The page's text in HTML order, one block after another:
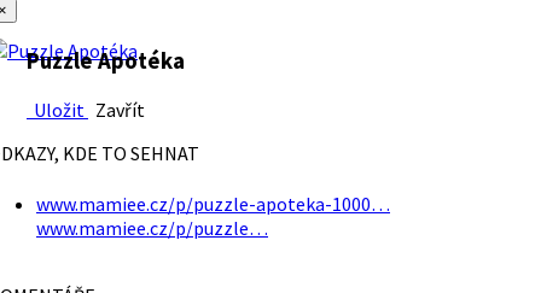
Puzzle Apotéka
Uložit Zavřít
KDE TO SEHNAT
www.mamiee.cz/p/puzzle-apoteka-1000…
www.mamiee.cz/p/puzzle…